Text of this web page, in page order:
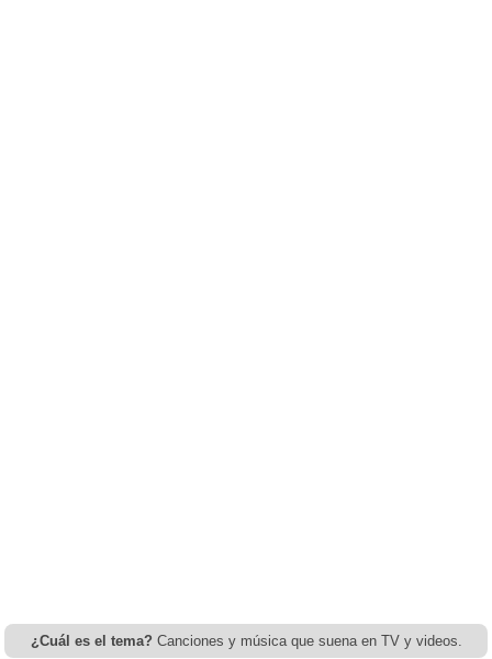
¿Cuál es el tema? Canciones y música que suena en TV y videos.